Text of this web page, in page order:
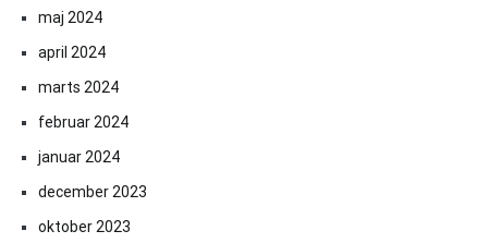
maj 2024
april 2024
marts 2024
februar 2024
januar 2024
december 2023
oktober 2023